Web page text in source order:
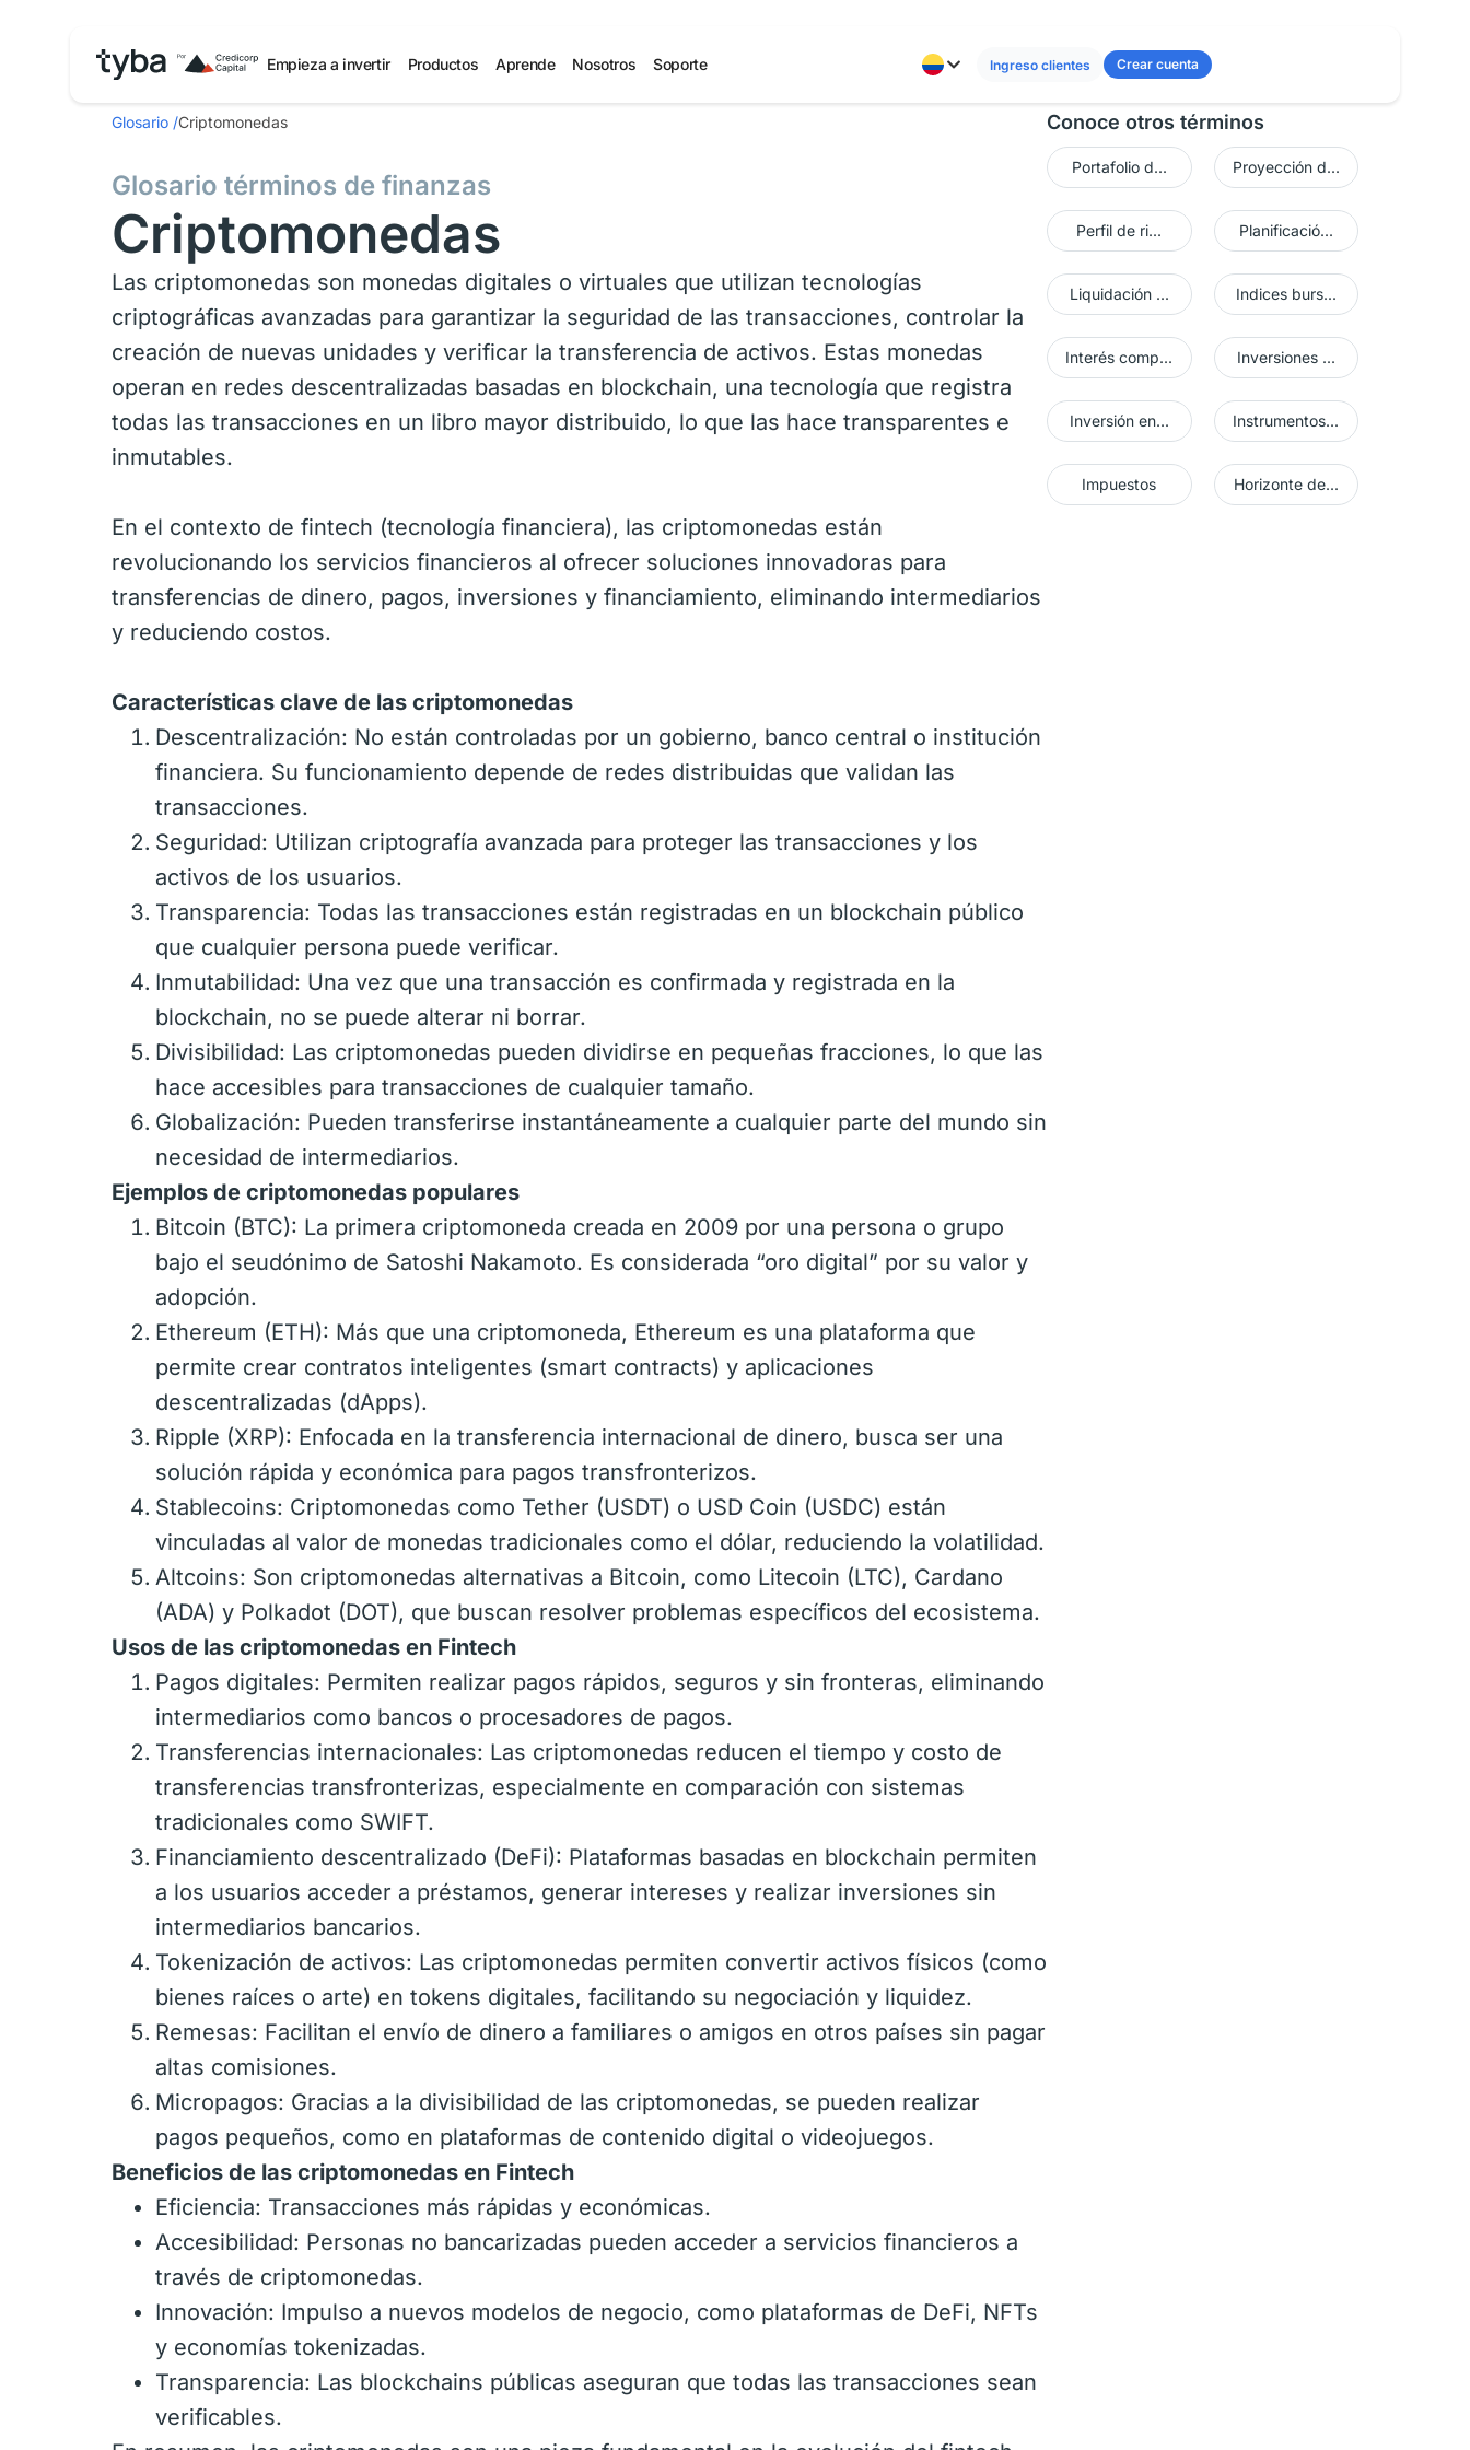
Empieza a invertir Productos Aprende Nosotros Soporte Ingreso clientes Crear cuenta
Glosario /Criptomonedas
Glosario términos de finanzas
Criptomonedas
Las criptomonedas son monedas digitales o virtuales que utilizan tecnologías
criptográficas avanzadas para garantizar la seguridad de las transacciones, controlar la
creación de nuevas unidades y verificar la transferencia de activos. Estas monedas
operan en redes descentralizadas basadas en blockchain, una tecnología que registra
todas las transacciones en un libro mayor distribuido, lo que las hace transparentes e
inmutables.
En el contexto de fintech (tecnología financiera), las criptomonedas están
revolucionando los servicios financieros al ofrecer soluciones innovadoras para
transferencias de dinero, pagos, inversiones y financiamiento, eliminando intermediarios
y reduciendo costos.
Características clave de las criptomonedas
Descentralización: No están controladas por un gobierno, banco central o institución
financiera. Su funcionamiento depende de redes distribuidas que validan las
transacciones.
Seguridad: Utilizan criptografía avanzada para proteger las transacciones y los
activos de los usuarios.
Transparencia: Todas las transacciones están registradas en un blockchain público
que cualquier persona puede verificar.
Inmutabilidad: Una vez que una transacción es confirmada y registrada en la
blockchain, no se puede alterar ni borrar.
Divisibilidad: Las criptomonedas pueden dividirse en pequeñas fracciones, lo que las
hace accesibles para transacciones de cualquier tamaño.
Globalización: Pueden transferirse instantáneamente a cualquier parte del mundo sin
necesidad de intermediarios.
Ejemplos de criptomonedas populares
Bitcoin (BTC): La primera criptomoneda creada en 2009 por una persona o grupo
bajo el seudónimo de Satoshi Nakamoto. Es considerada “oro digital” por su valor y
adopción.
Ethereum (ETH): Más que una criptomoneda, Ethereum es una plataforma que
permite crear contratos inteligentes (smart contracts) y aplicaciones
descentralizadas (dApps).
Ripple (XRP): Enfocada en la transferencia internacional de dinero, busca ser una
solución rápida y económica para pagos transfronterizos.
Stablecoins: Criptomonedas como Tether (USDT) o USD Coin (USDC) están
vinculadas al valor de monedas tradicionales como el dólar, reduciendo la volatilidad.
Altcoins: Son criptomonedas alternativas a Bitcoin, como Litecoin (LTC), Cardano
(ADA) y Polkadot (DOT), que buscan resolver problemas específicos del ecosistema.
Usos de las criptomonedas en Fintech
Pagos digitales: Permiten realizar pagos rápidos, seguros y sin fronteras, eliminando
intermediarios como bancos o procesadores de pagos.
Transferencias internacionales: Las criptomonedas reducen el tiempo y costo de
transferencias transfronterizas, especialmente en comparación con sistemas
tradicionales como SWIFT.
Financiamiento descentralizado (DeFi): Plataformas basadas en blockchain permiten
a los usuarios acceder a préstamos, generar intereses y realizar inversiones sin
intermediarios bancarios.
Tokenización de activos: Las criptomonedas permiten convertir activos físicos (como
bienes raíces o arte) en tokens digitales, facilitando su negociación y liquidez.
Remesas: Facilitan el envío de dinero a familiares o amigos en otros países sin pagar
altas comisiones.
Micropagos: Gracias a la divisibilidad de las criptomonedas, se pueden realizar
pagos pequeños, como en plataformas de contenido digital o videojuegos.
Beneficios de las criptomonedas en Fintech
Eficiencia: Transacciones más rápidas y económicas.
Accesibilidad: Personas no bancarizadas pueden acceder a servicios financieros a
través de criptomonedas.
Innovación: Impulso a nuevos modelos de negocio, como plataformas de DeFi, NFTs
y economías tokenizadas.
Transparencia: Las blockchains públicas aseguran que todas las transacciones sean
verificables.
Conoce otros términos
Portafolio d... Proyección d...
Perfil de ri... Planificació...
Liquidación ... Indices burs...
Interés comp... Inversiones ...
Inversión en... Instrumentos...
Impuestos Horizonte de...